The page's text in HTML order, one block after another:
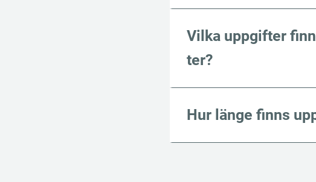
Vilka uppgifter
ter?
Hur länge finns